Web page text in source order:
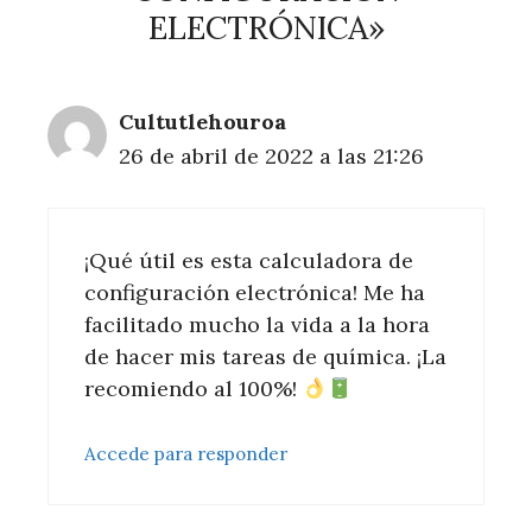
ELECTRÓNICA»
Cultutlehouroa
26 de abril de 2022 a las 21:26
¡Qué útil es esta calculadora de
configuración electrónica! Me ha
facilitado mucho la vida a la hora
de hacer mis tareas de química. ¡La
recomiendo al 100%!
Accede para responder